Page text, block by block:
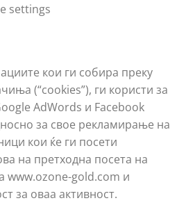
settings
кои ги собира преку
(“cookies”), ги користи за
AdWords и Facebook
за свое рекламирање на
кои ќе ги посети
на претходна посета на
www.ozone-gold.com и
за оваа активност.